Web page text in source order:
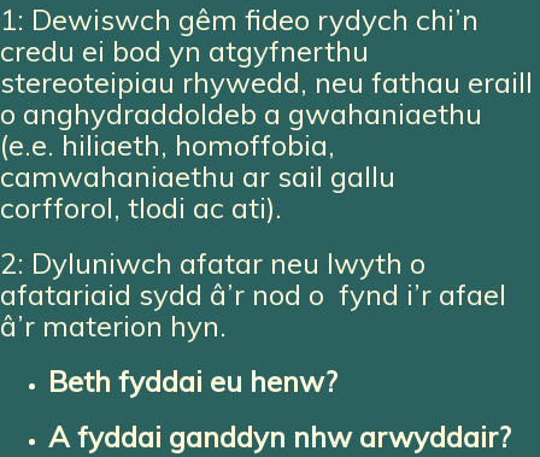
1: Dewiswch gêm fideo rydych chi’n
credu ei bod yn atgyfnerthu
stereoteipiau rhywedd, neu fathau eraill
o anghydraddoldeb a gwahaniaethu
(e.e. hiliaeth, homoffobia,
camwahaniaethu ar sail gallu
corfforol, tlodi ac ati).
2: Dyluniwch afatar neu lwyth o
afatariaid sydd â’r nod o fynd i’r afael
â’r materion hyn.
Beth fyddai eu henw?
A fyddai ganddyn nhw arwyddair?